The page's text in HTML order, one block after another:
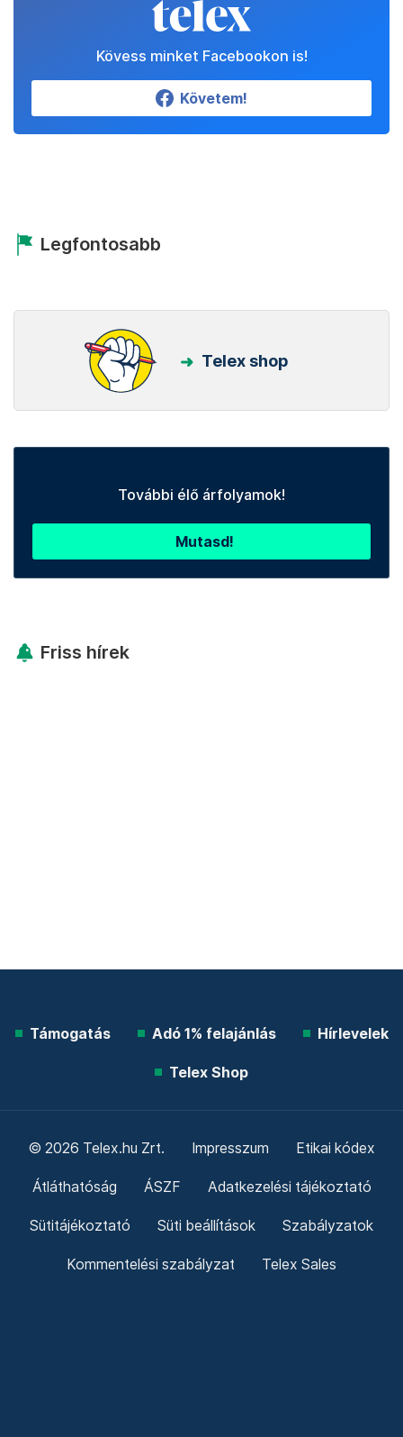
Kövess minket Facebookon is!
Követem!
Legfontosabb
Telex shop
További élő árfolyamok!
Mutasd!
Friss hírek
Támogatás Adó 1% felajánlás Hírlevelek
Telex Shop
© 2026 Telex.hu Zrt. Impresszum Etikai kódex
Átláthatóság ÁSZF Adatkezelési tájékoztató
Sütitájékoztató Süti beállítások Szabályzatok
Kommentelési szabályzat Telex Sales